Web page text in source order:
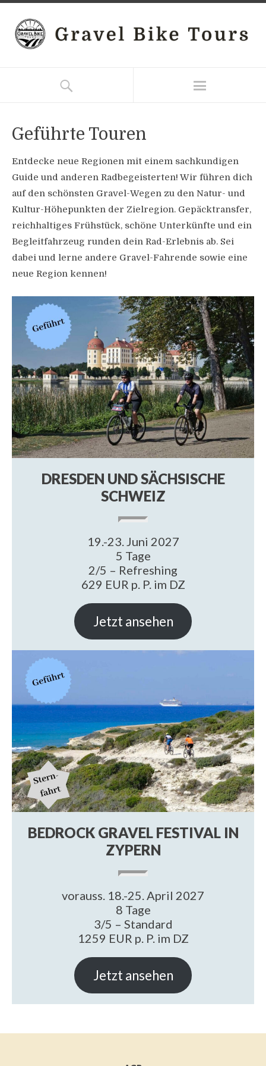
Geführte Touren
Entdecke neue Regionen mit einem sachkundigen
Guide und anderen Radbegeisterten! Wir führen dich
auf den schönsten Gravel-Wegen zu den Natur- und
Kultur-Höhepunkten der Zielregion. Gepäcktransfer,
reichhaltiges Frühstück, schöne Unterkünfte und ein
Begleitfahrzeug runden dein Rad-Erlebnis ab. Sei
dabei und lerne andere Gravel-Fahrende sowie eine
neue Region kennen!
DRESDEN UND SÄCHSISCHE
SCHWEIZ
19.-23. Juni 2027
5 Tage
2/5 – Refreshing
629 EUR p. P. im DZ
Jetzt ansehen
BEDROCK GRAVEL FESTIVAL IN
ZYPERN
vorauss. 18.-25. April 2027
8 Tage
3/5 – Standard
1259 EUR p. P. im DZ
Jetzt ansehen